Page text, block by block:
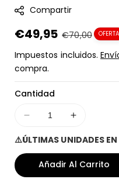
Compartir
Precio
en
oferta
€49,95 Precio
regular
€70,00 OFERTA
Impuestos incluidos.
compra.
Cantidad
Disminuir
cantidad
para
Potencia
para
Aumentar
para
Potencia
para
⚠️ÚLTIMAS UNIDADES
Añadir Al Carrito